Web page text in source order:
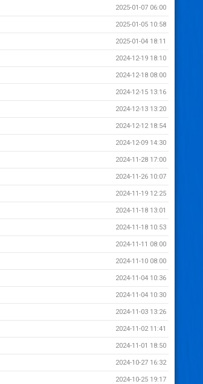
2025-01-07 06:00
2025-01-05 10:58
2025-01-04 18:11
2024-12-19 18:10
2024-12-18 08:00
2024-12-15 13:16
2024-12-13 13:20
2024-12-12 18:54
2024-12-09 14:30
2024-11-28 17:00
2024-11-26 10:07
2024-11-19 12:25
2024-11-18 13:01
2024-11-18 10:53
2024-11-11 08:00
2024-11-10 08:00
2024-11-04 10:36
2024-11-04 10:30
2024-11-03 13:26
2024-11-02 11:41
2024-11-01 18:50
2024-10-27 16:32
2024-10-25 19:17